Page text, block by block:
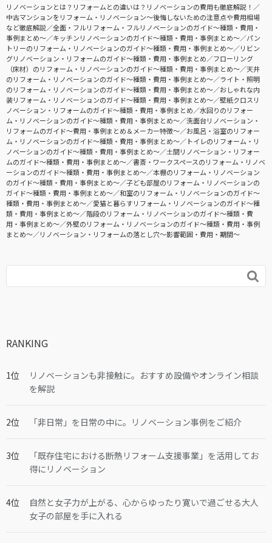
リノベーションとは？リフォームとの違いは？リノベーションの費用も徹底解説！
中古マンションをリフォーム・リノベーション〜後悔しないための注意点や費用相場
など徹底解説
全面・フルリフォーム・フルリノベーションのガイド〜種類・費用・
事例まとめ〜
キッチンリノベーションのガイド〜種類・費用・事例まとめ〜
パン
トリーのリフォーム・リノベーションのガイド〜種類・費用・事例まとめ〜
リビン
グリノベーション・リフォームのガイド〜種類・費用・事例まとめ
フローリング
（床材）のリフォーム・リノベーションのガイド〜種類・費用・事例まとめ〜
天井
のリフォーム・リノベーションのガイド〜種類・費用・事例まとめ〜
ライト・照明
のリフォーム・リノベーションのガイド〜種類・費用・事例まとめ〜
おしゃれな内
装リフォーム・リノベーションのガイド〜種類・費用・事例まとめ〜
壁紙クロスリ
ノベーション・リフォームのガイド〜種類・費用・事例まとめ
水回りのリフォー
ム・リノベーションのガイド〜種類・費用・事例まとめ〜
洗面台リノベーション・
リフォームのガイド〜費用・事例まとめ＆メーカー特徴〜
お風呂・浴室のリフォー
ム・リノベーションのガイド〜種類・費用・事例まとめ〜
トイレのリフォーム・リ
ノベーションのガイド〜種類・費用・事例まとめ〜
土間リノベーション・リフォー
ムのガイド〜種類・費用・事例まとめ〜
書斎・ワークスペースのリフォーム・リノベ
ーションのガイド〜種類・費用・事例まとめ〜
本棚のリフォーム・リノベーション
のガイド〜種類・費用・事例まとめ〜
子ども部屋のリフォーム・リノベーションの
ガイド〜種類・費用・事例まとめ〜
和室のリフォーム・リノベーションのガイド〜
種類・費用・事例まとめ〜
愛猫と暮らすリフォーム・リノベーションのガイド〜種
類・費用・事例まとめ〜
階段のリフォーム・リノベーションのガイド〜種類・費
用・事例まとめ〜
外壁のリフォーム・リノベーションのガイド〜種類・費用・事例
まとめ〜
リノベーション・リフォームの落とし穴～影響範囲・費用・期間～

RANKING
リノベーションも非接触に。おすすめ設備やオンライン相談
を解説
「非日常」を日常の中に。リノベーション事例をご紹介
「既存住宅における断熱リフォーム支援事業」を活用してお
得にリノベーション
自然と女子力が上がる、心からゆったり寛いで過ごせる大人
女子の部屋を手に入れる